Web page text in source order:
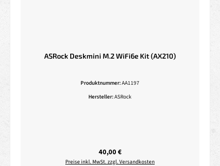
ASRock Deskmini M.2 WiFi6e Kit (AX210)
Produktnummer:AA1197
Hersteller:ASRock
Regulärer Preis:
40,00 €
Preise inkl. MwSt. zzgl. Versandkosten